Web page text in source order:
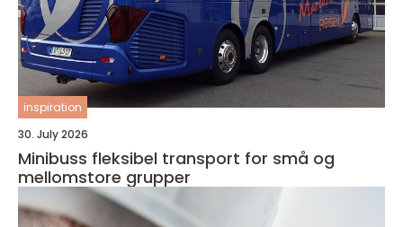
inspiration
30. July 2026
Minibuss fleksibel transport for små og
mellomstore grupper